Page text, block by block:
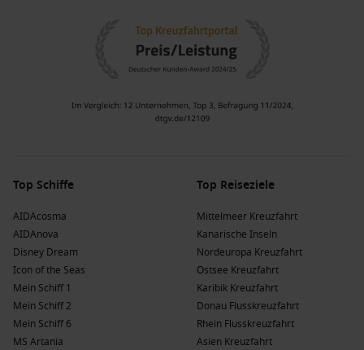
Top Schiffe
AIDAcosma
AIDAnova
Disney Dream
Icon of the Seas
Mein Schiff 1
Mein Schiff 2
Mein Schiff 6
MS Artania
Top Reiseziele
Mittelmeer Kreuzfahrt
Kanarische Inseln
Nordeuropa Kreuzfahrt
Ostsee Kreuzfahrt
Karibik Kreuzfahrt
Donau Flusskreuzfahrt
Rhein Flusskreuzfahrt
Asien Kreuzfahrt